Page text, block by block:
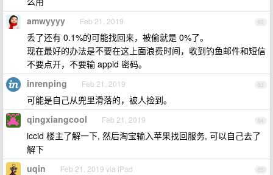
62
amwyyyy Feb 21, 2019
丢了还有 0.1%的可能找回来，被偷就是 0%了。
现在最好的办法是不要在这上面浪费时间，收到钓鱼邮件和短信
不要点开，不要输 appid 密码。
63
inrenping Feb 21, 2019
可能是自己从兜里滑落的，被人捡到。
64
qingxiangcool Feb 21, 2019
iccid 楼主了解一下, 然后淘宝输入苹果找回服务, 可以自己去了
解下
65
uqin Feb 21, 2019 via iPad